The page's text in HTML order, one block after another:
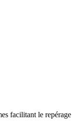
facilitant le repérage